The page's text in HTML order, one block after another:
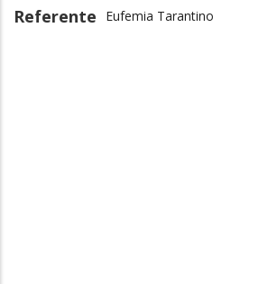
Referente Eufemia Tarantino